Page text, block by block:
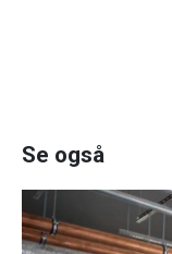
Se også